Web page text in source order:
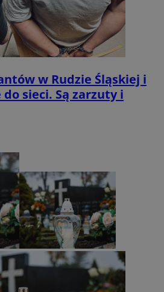
w Rudzie Śląskiej i
sieci. Są zarzuty i